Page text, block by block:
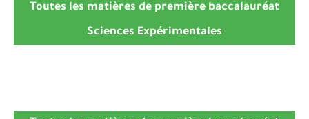
Toutes les matières de première baccalauréat
Sciences Expérimentales